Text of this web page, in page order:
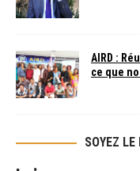
AIRD :
ce que
SOYEZ